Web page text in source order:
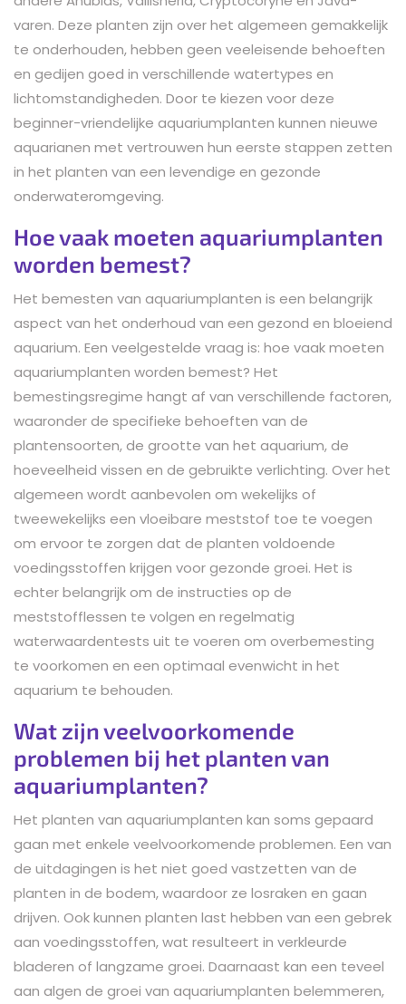
varen. Deze planten zijn over het algemeen gemakkelijk
te onderhouden, hebben geen veeleisende behoeften
en gedijen goed in verschillende watertypes en
lichtomstandigheden. Door te kiezen voor deze
beginner-vriendelijke aquariumplanten kunnen nieuwe
aquarianen met vertrouwen hun eerste stappen zetten
in het planten van een levendige en gezonde
onderwateromgeving.
Hoe vaak moeten aquariumplanten
worden bemest?
Het bemesten van aquariumplanten is een belangrijk
aspect van het onderhoud van een gezond en bloeiend
aquarium. Een veelgestelde vraag is: hoe vaak moeten
aquariumplanten worden bemest? Het
bemestingsregime hangt af van verschillende factoren,
waaronder de specifieke behoeften van de
plantensoorten, de grootte van het aquarium, de
hoeveelheid vissen en de gebruikte verlichting. Over het
algemeen wordt aanbevolen om wekelijks of
tweewekelijks een vloeibare meststof toe te voegen
om ervoor te zorgen dat de planten voldoende
voedingsstoffen krijgen voor gezonde groei. Het is
echter belangrijk om de instructies op de
meststofflessen te volgen en regelmatig
waterwaardentests uit te voeren om overbemesting
te voorkomen en een optimaal evenwicht in het
aquarium te behouden.
Wat zijn veelvoorkomende
problemen bij het planten van
aquariumplanten?
Het planten van aquariumplanten kan soms gepaard
gaan met enkele veelvoorkomende problemen. Een van
de uitdagingen is het niet goed vastzetten van de
planten in de bodem, waardoor ze losraken en gaan
drijven. Ook kunnen planten last hebben van een gebrek
aan voedingsstoffen, wat resulteert in verkleurde
bladeren of langzame groei. Daarnaast kan een teveel
aan algen de groei van aquariumplanten belemmeren,